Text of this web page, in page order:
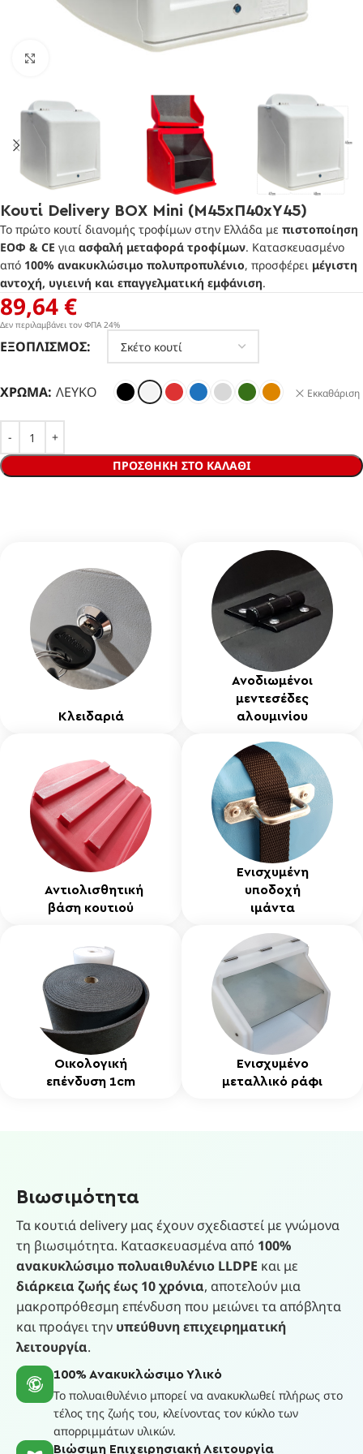
Κουτί Delivery BOX Mini (Μ45xΠ40xΥ45)
Το πρώτο κουτί διανομής τροφίμων στην Ελλάδα με πιστοποίηση
ΕΟΦ & CE για ασφαλή μεταφορά τροφίμων. Κατασκευασμένο
από 100% ανακυκλώσιμο πολυπροπυλένιο, προσφέρει μέγιστη
αντοχή, υγιεινή και επαγγελματική εμφάνιση.
89,64€
Δεν περιλαμβάνει τον ΦΠΑ 24%
ΕΞΟΠΛΙΣΜΌΣ
ΧΡΏΜΑ ΛΕΥΚΌ Εκκαθάριση
ΠΡΟΣΘΉΚΗ ΣΤΟ ΚΑΛΆΘΙ
Κλειδαριά
Ανοδιωμένοι
μεντεσέδες
αλουμινίου
Αντιολισθητική
βάση κουτιού
Ενισχυμένη
υποδοχή
ιμάντα
Οικολογική
επένδυση 1cm
Ενισχυμένο
μεταλλικό ράφι
Βιωσιμότητα
Τα κουτιά delivery μας έχουν σχεδιαστεί με γνώμονα
τη βιωσιμότητα. Κατασκευασμένα από 100%
ανακυκλώσιμο πολυαιθυλένιο LLDPE και με
διάρκεια ζωής έως 10 χρόνια, αποτελούν μια
μακροπρόθεσμη επένδυση που μειώνει τα απόβλητα
και προάγει την υπεύθυνη επιχειρηματική
λειτουργία.
100% Ανακυκλώσιμο Υλικό
Το πολυαιθυλένιο μπορεί να ανακυκλωθεί πλήρως στο
τέλος της ζωής του, κλείνοντας τον κύκλο των
απορριμμάτων υλικών.
Βιώσιμη Επιχειρησιακή Λειτουργία